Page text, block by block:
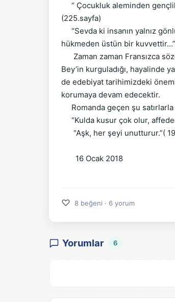
“ Çocukluk aleminden
(225.sayfa)
“Sevda ki insanın yalnız
hükmeden üstün bir
Zaman zaman Fransızca
Bey’in kurguladığı, hayalinde
de edebiyat tarihimizdeki
korumaya devam edecektir.
Romanda geçen şu satırlarla
“Kulda kusur çok olur,
“Aşk, her şeyi unutturur.”(
16
♡ 8 beğeni · 6 yorum
Yorumlar 6